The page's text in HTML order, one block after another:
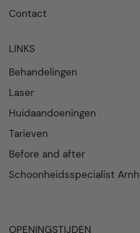
Contact
LINKS
Behandelingen
Laser
Huidaandoeningen
Tarieven
Before and after
Schoonheidsspecialist
OPENINGSTIJDEN